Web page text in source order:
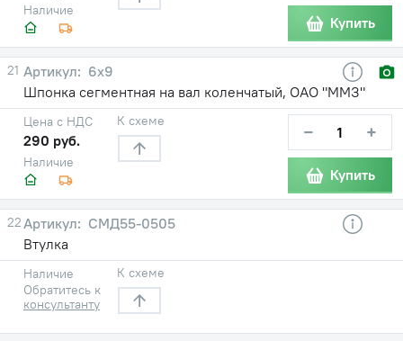
Наличие
Купить
21
6х9
Шпонка сегментная на вал коленчатый, ОАО "ММЗ"
Наличие
Цена с НДС
290 руб.
К схеме − +
Купить
22
СМД55-0505
Втулка
Наличие
Обратитесь к
консультанту
К схеме